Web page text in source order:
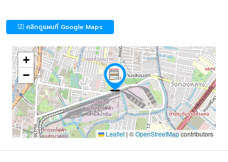
คลิกดูแผนที่ Google Maps
+
−
Leaflet | ©OpenStreetMapcontributors